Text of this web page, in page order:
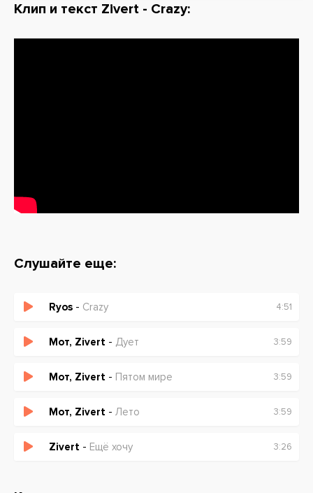
Клип и текст Zivert - Crazy:
Слушайте еще:
Ryos - Crazy 4:51
Мот, Zivert - Дует 3:59
Мот, Zivert - Пятом мире 3:59
Мот, Zivert - Лето 3:59
Zivert - Ещё хочу 3:26